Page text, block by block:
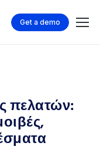
Get a demo
πελατών: